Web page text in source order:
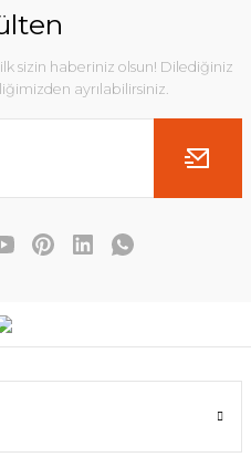
sizin haberiniz olsun! Dilediğiniz
ayrılabilirsiniz.